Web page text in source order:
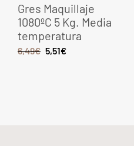
Gres Maquillaje
1080ºC 5 Kg. Media
temperatura
6,49€ 5,51€